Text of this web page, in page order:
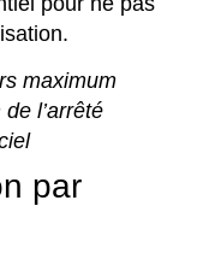
maximum
l’arrêté
par